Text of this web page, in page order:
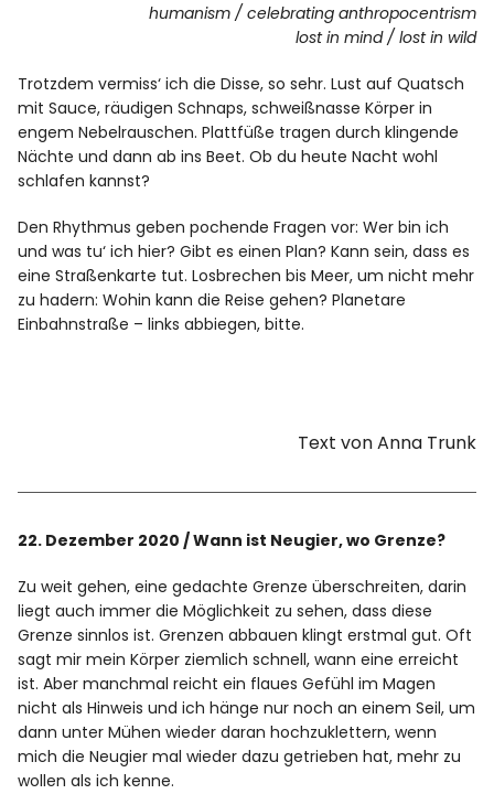
humanism / celebrating anthropocentrism
lost in mind / lost in wild
Trotzdem vermiss‘ ich die Disse, so sehr. Lust auf Quatsch
mit Sauce, räudigen Schnaps, schweißnasse Körper in
engem Nebelrauschen. Plattfüße tragen durch klingende
Nächte und dann ab ins Beet. Ob du heute Nacht wohl
schlafen kannst?
Den Rhythmus geben pochende Fragen vor: Wer bin ich
und was tu‘ ich hier? Gibt es einen Plan? Kann sein, dass es
eine Straßenkarte tut. Losbrechen bis Meer, um nicht mehr
zu hadern: Wohin kann die Reise gehen? Planetare
Einbahnstraße – links abbiegen, bitte.
Text von Anna Trunk
22. Dezember 2020 / Wann ist Neugier, wo Grenze?
Zu weit gehen, eine gedachte Grenze überschreiten, darin
liegt auch immer die Möglichkeit zu sehen, dass diese
Grenze sinnlos ist. Grenzen abbauen klingt erstmal gut. Oft
sagt mir mein Körper ziemlich schnell, wann eine erreicht
ist. Aber manchmal reicht ein flaues Gefühl im Magen
nicht als Hinweis und ich hänge nur noch an einem Seil, um
dann unter Mühen wieder daran hochzuklettern, wenn
mich die Neugier mal wieder dazu getrieben hat, mehr zu
wollen als ich kenne.